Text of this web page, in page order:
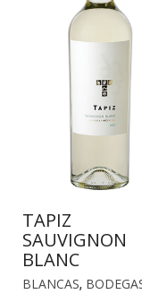
TAPIZ
SAUVIGNON
BLANC
BLANCAS,